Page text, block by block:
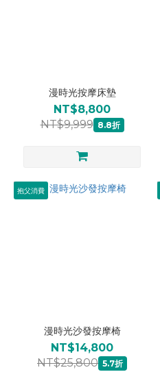
漫時光按摩床墊
NT$8,800
NT$9,999 8.8折
抱父消費
漫時光沙發按摩椅
NT$14,800
NT$25,800 5.7折